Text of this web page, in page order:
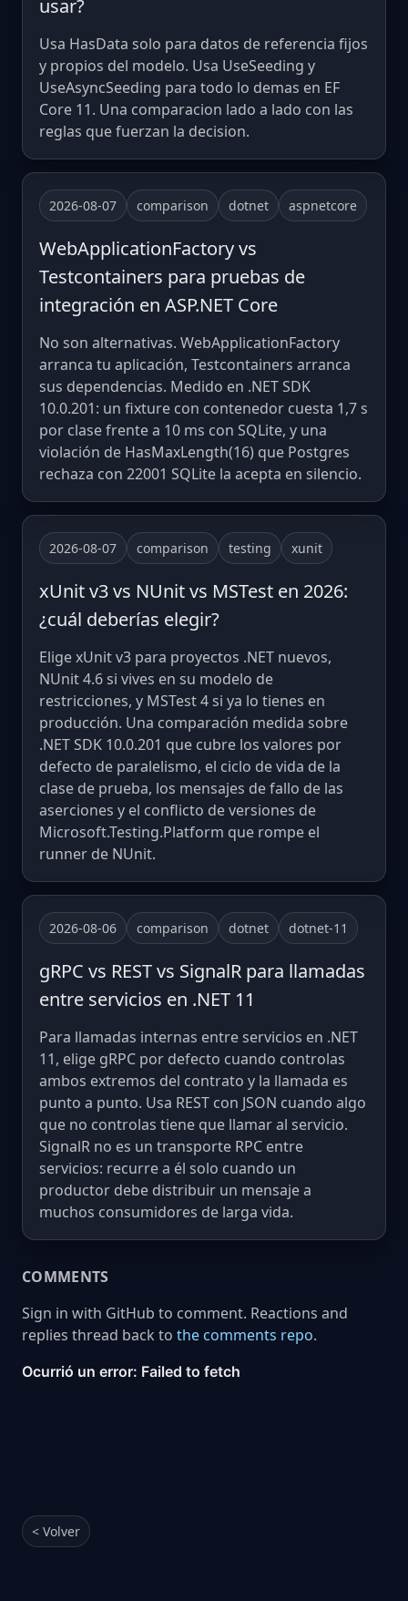
usar?
Usa HasData solo para datos de referencia fijos
y propios del modelo. Usa UseSeeding y
UseAsyncSeeding para todo lo demas en EF
Core 11. Una comparacion lado a lado con las
reglas que fuerzan la decision.
2026-08-07 comparison dotnet aspnetcore
WebApplicationFactory vs
Testcontainers para pruebas de
integración en ASP.NET Core
No son alternativas. WebApplicationFactory
arranca tu aplicación, Testcontainers arranca
sus dependencias. Medido en .NET SDK
10.0.201: un fixture con contenedor cuesta 1,7 s
por clase frente a 10 ms con SQLite, y una
violación de HasMaxLength(16) que Postgres
rechaza con 22001 SQLite la acepta en silencio.
2026-08-07 comparison testing xunit
xUnit v3 vs NUnit vs MSTest en 2026:
¿cuál deberías elegir?
Elige xUnit v3 para proyectos .NET nuevos,
NUnit 4.6 si vives en su modelo de
restricciones, y MSTest 4 si ya lo tienes en
producción. Una comparación medida sobre
.NET SDK 10.0.201 que cubre los valores por
defecto de paralelismo, el ciclo de vida de la
clase de prueba, los mensajes de fallo de las
aserciones y el conflicto de versiones de
Microsoft.Testing.Platform que rompe el
runner de NUnit.
2026-08-06 comparison dotnet dotnet-11
gRPC vs REST vs SignalR para llamadas
entre servicios en .NET 11
Para llamadas internas entre servicios en .NET
11, elige gRPC por defecto cuando controlas
ambos extremos del contrato y la llamada es
punto a punto. Usa REST con JSON cuando algo
que no controlas tiene que llamar al servicio.
SignalR no es un transporte RPC entre
servicios: recurre a él solo cuando un
productor debe distribuir un mensaje a
muchos consumidores de larga vida.
COMMENTS
Sign in with GitHub to comment. Reactions and
replies thread back to the comments repo.
< Volver